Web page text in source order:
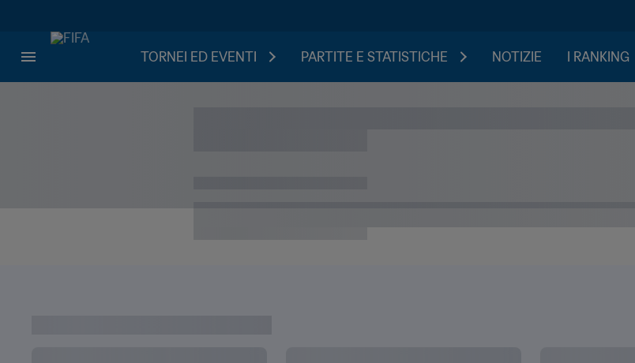
TORNEI ED EVENTI PARTITE E STATISTICHE NOTIZIE I RANKING